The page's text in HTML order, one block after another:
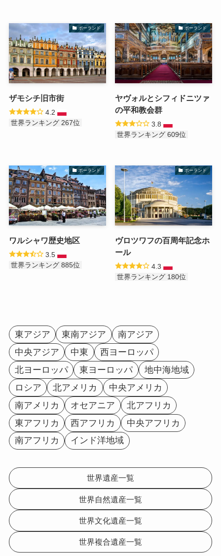
ポーランド
ザモシチ旧市街
4.2
世界ランキング 267位
ポーランド
ヤヴォルとシフィドニツァ
の平和教会群
3.8
世界ランキング 609位
ポーランド
ワルシャワ歴史地区
3.5
世界ランキング 885位
ポーランド
ヴロツワフの百周年記念ホ
ール
4.3
世界ランキング 180位
東アジア 東南アジア
南アジア
中央アジア
中東
西ヨーロッパ
北ヨーロッパ
東ヨーロッパ
地中海地域
ロシア
北アメリカ
中央アメリカ
南アメリカ
オセアニア
北アフリカ
東アフリカ
西アフリカ
中央アフリカ
南アフリカ
インド洋地域
世界遺産一覧
世界自然遺産一覧
世界文化遺産一覧
世界複合遺産一覧